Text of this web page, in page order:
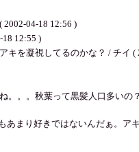
04-18 12:56 )
12:55 )
を凝視してるのかな？ / チイ (
。。秋葉って黒髪人口多いの
まり好きではないんだぁ。ア